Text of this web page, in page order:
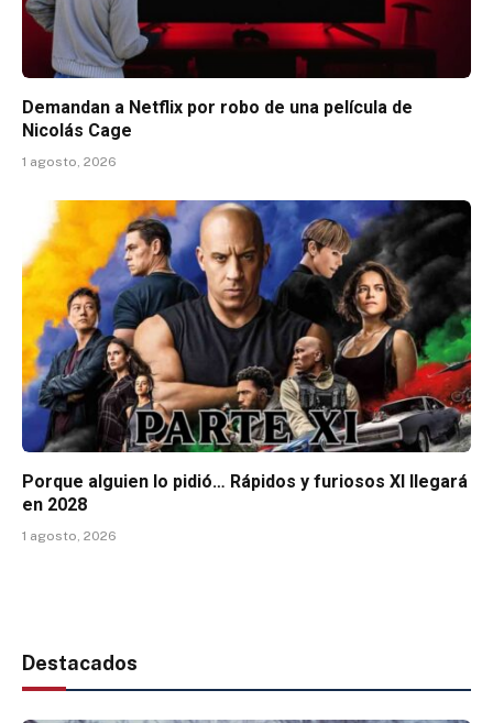
Demandan a Netflix por robo de una película de
Nicolás Cage
1 agosto, 2026
Porque alguien lo pidió… Rápidos y furiosos XI llegará
en 2028
1 agosto, 2026
Destacados